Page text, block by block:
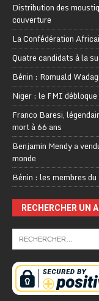
Distribution des
couverture
La Confédération
Quatre candidats à la
Bénin : Romuald
Niger : le FMI
Franco Baresi,
mort à 66 ans
Benjamin Mendy a
monde
Bénin : les membres
RECHERCHER UN